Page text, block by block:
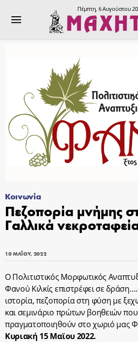
Πέμπτη, 6 Αυγούστου
Κοινωνία
Πεζοπορία μνήμης
Γαλλικά
10 ΜΑΪ́ΟΥ, 2022
Ο Πολιτιστικός Μορφωτικός
Φανού Κιλκίς επιστρέφει σε
ιστορία, πεζοπορία στη φύση με
και σεμινάριο πρώτων βοηθειών
πραγματοποιηθούν στο χωριό μας
Κυριακή 15 Μαϊου 2022.